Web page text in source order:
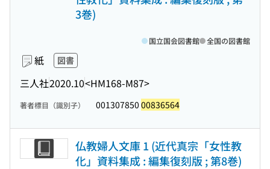
3巻)
紙 図書
三人社2020.10<HM168-M87>
国立国会図書館 全国の図書館
著者標目（識別子） 001307850 00836564
仏教婦人文庫 1 (近代真宗「女性教
化」資料集成 : 編集復刻版 ; 第8巻)